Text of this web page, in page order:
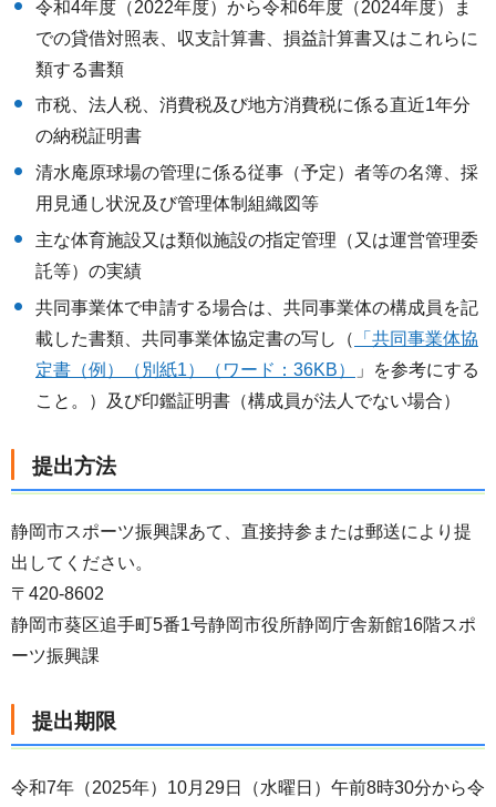
令和4年度（2022年度）から令和6年度（2024年度）ま
での貸借対照表、収支計算書、損益計算書又はこれらに
類する書類
市税、法人税、消費税及び地方消費税に係る直近1年分
の納税証明書
清水庵原球場の管理に係る従事（予定）者等の名簿、採
用見通し状況及び管理体制組織図等
主な体育施設又は類似施設の指定管理（又は運営管理委
託等）の実績
共同事業体で申請する場合は、共同事業体の構成員を記
載した書類、共同事業体協定書の写し（
「共同事業体協
定書（例）（別紙1）（ワード：36KB）
」を参考にする
こと。）及び印鑑証明書（構成員が法人でない場合）
提出方法
静岡市スポーツ振興課あて、直接持参または郵送により提
出してください。
〒420-8602
静岡市葵区追手町5番1号静岡市役所静岡庁舎新館16階スポ
ーツ振興課
提出期限
令和7年（2025年）10月29日（水曜日）午前8時30分から令